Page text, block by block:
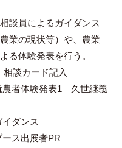
談員によるガイダンス
業の現状等）や、農業
る体験発表を行う。
カード記入
者体験発表1 久世継義
ダンス
ス出展者PR